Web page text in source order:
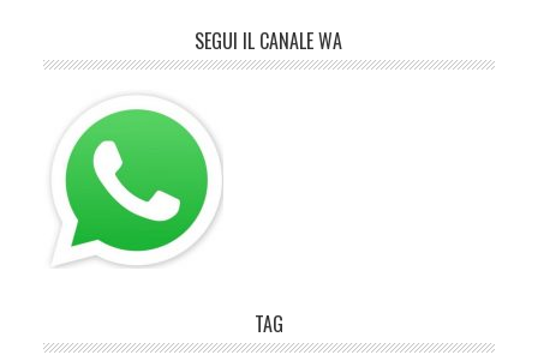
SEGUI IL CANALE WA
TAG